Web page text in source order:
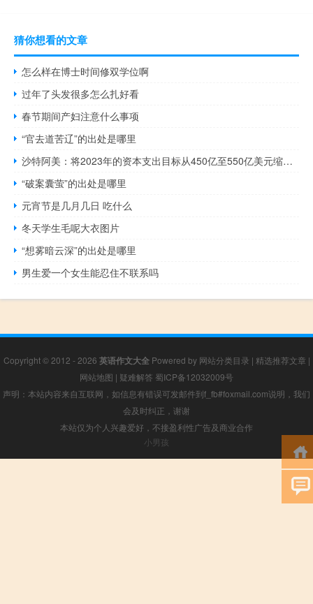
猜你想看的文章
怎么样在博士时间修双学位啊
过年了头发很多怎么扎好看
春节期间产妇注意什么事项
“官去道苦辽”的出处是哪里
沙特阿美：将2023年的资本支出目标从450亿至550亿美元缩小至480亿至520亿美元
“破案囊萤”的出处是哪里
元宵节是几月几日 吃什么
冬天学生毛呢大衣图片
“想雾暗云深”的出处是哪里
男生爱一个女生能忍住不联系吗
Copyright © 2012 - 2026 英语作文大全Powered by 网站分类目录 | 精选推荐文章 |
网站地图 | 疑难解答 蜀ICP备12032009号
声明：本站内容来自互联网，如信息有错误可发邮件到f_fb#foxmail.com说明，我们
会及时纠正，谢谢
本站仅为个人兴趣爱好，不接盈利性广告及商业合作
小男孩